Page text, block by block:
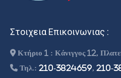
Στοιχεια Επικοινωνιας :
Κτήριο 1 : Κάνιγγος 12,
Τηλ.: 210-3824659 210-